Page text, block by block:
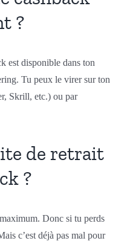
?
est disponible dans ton
Tu peux le virer sur ton
Skrill, etc.) ou par
de retrait
?
Donc si tu perds
c’est déjà pas mal pour